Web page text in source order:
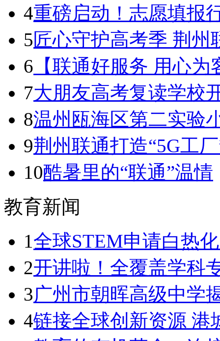
4重磅启动！志愿填报
5匠心守护高考季 荆州
6 【联通好服务 用心
7大朋友高考复读学校
8温州瓯海区第二实验
9荆州联通打造“5G工
10酷暑里的“联通”温情
教育新闻
1 全球STEM申请白热
2开讲啦！全覆盖学科
3广州市朝晖高级中学
4链接全球创新资源 港